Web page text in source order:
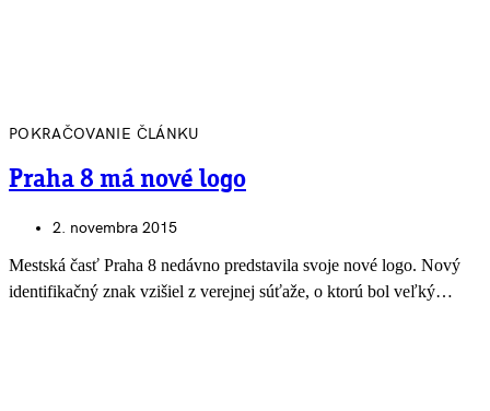
POKRAČOVANIE ČLÁNKU
Praha 8 má nové logo
2. novembra 2015
Mestská časť Praha 8 nedávno predstavila svoje nové logo. Nový
identifikačný znak vzišiel z verejnej súťaže, o ktorú bol veľký…